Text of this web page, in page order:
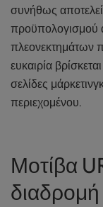
συνήθως
προϋπολογισμού
πλεονεκτημάτων
ευκαιρία
σελίδες
περιεχομένου.
Μοτίβα